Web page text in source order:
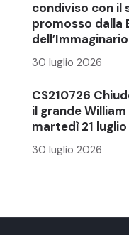
condiviso con il
promosso dalla
dell’Immaginario
30 luglio 2026
CS210726
il grande
martedì 21 luglio
30 luglio 2026